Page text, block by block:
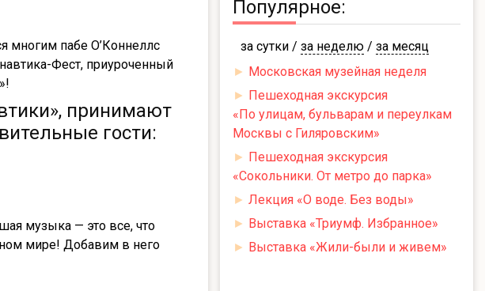
пабе О’Коннеллс
Фест, приуроченный
принимают
гости:
музыка — это все, что
мире! Добавим в него
Популярное:
за сутки / за неделю / за месяц
► Московская музейная неделя
► Пешеходная экскурсия
«По улицам, бульварам и переулкам
Москвы с Гиляровским»
► Пешеходная экскурсия
«Сокольники. От метро до парка»
► Лекция «О воде. Без воды»
► Выставка «Триумф. Избранное»
► Выставка «Жили-были и живем»